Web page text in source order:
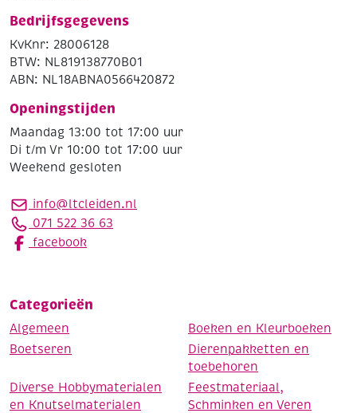
Bedrijfsgegevens
KvKnr: 28006128
BTW: NL819138770B01
ABN: NL18ABNA0566420872
Openingstijden
Maandag 13:00 tot 17:00 uur
Di t/m Vr 10:00 tot 17:00 uur
Weekend gesloten
info@ltcleiden.nl
071 522 36 63
facebook
Categorieën
Algemeen
Boeken en Kleurboeken
Boetseren
Dierenpakketten en
toebehoren
Diverse Hobbymaterialen
en Knutselmaterialen
Feestmateriaal,
Schminken en Veren